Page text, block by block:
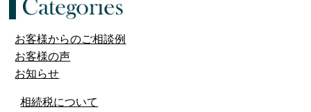
お客様からのご相談例
お客様の声
お知らせ
相続税について